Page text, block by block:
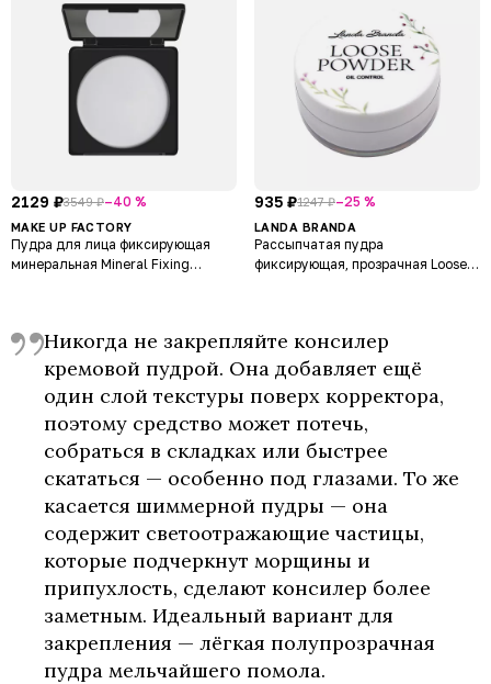
2129 ₽3549 ₽–40 %
MAKE UP FACTORY
Пудра для лица фиксирующая
минеральная Mineral Fixing
935 ₽1247 ₽–25 %
LANDA BRANDA
Рассыпчатая пудра
фиксирующая, прозрачная Loose
Никогда не закрепляйте консилер
кремовой пудрой. Она добавляет ещё
один слой текстуры поверх корректора,
поэтому средство может потечь,
собраться в складках или быстрее
скататься — особенно под глазами. То же
касается шиммерной пудры — она
содержит светоотражающие частицы,
которые подчеркнут морщины и
припухлость, сделают консилер более
заметным. Идеальный вариант для
закрепления — лёгкая полупрозрачная
пудра мельчайшего помола.